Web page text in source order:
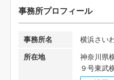
事務所プロフィール
事務所名
横浜さい
所在地
神奈川県
９号東武